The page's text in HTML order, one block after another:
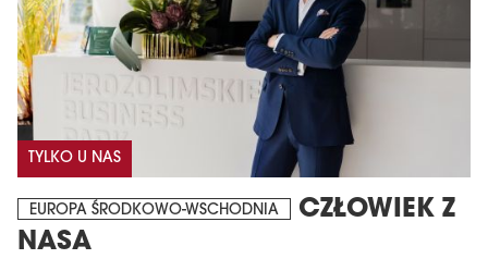
TYLKO U NAS
EUROPA ŚRODKOWO-WSCHODNIA
CZŁOWIEK Z
NASA